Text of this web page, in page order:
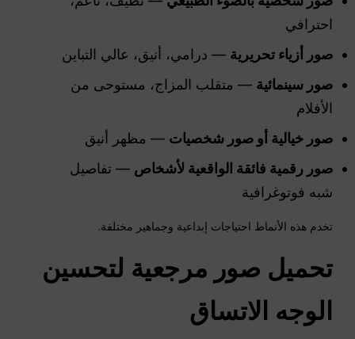
احترافي
صور أزياء تحريرية — درامي، أنيق، عالي التباين
صور سينمائية — متقلب المزاج، مستوحى من
الأفلام
صور خيالية أو صور شخصيات — مظهر أنيق
صور رقمية فائقة الواقعية لأشخاص — تفاصيل
شبه فوتوغرافية
تخدم هذه الأنماط احتياجات إبداعية وجماهير مختلفة.
تحميل صور مرجعية لتحسين
الوجه الاتساق